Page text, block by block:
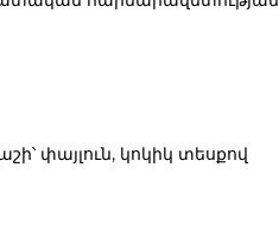
՝ փայլուն, կոկիկ տեսքով